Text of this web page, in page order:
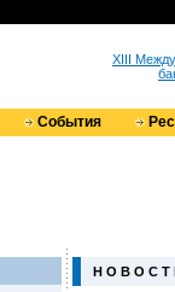
XIII
События
Н О В О С Т